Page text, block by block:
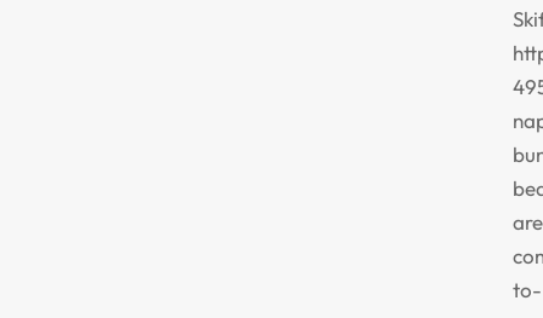
to-